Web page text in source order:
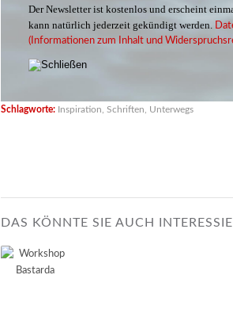
Der Newsletter ist kostenlos und erscheint
kann natürlich jederzeit gekündigt werden.
(Informationen zum Inhalt und
Schlagworte: Inspiration Schriften Unterwegs
DAS KÖNNTE SIE AUCH